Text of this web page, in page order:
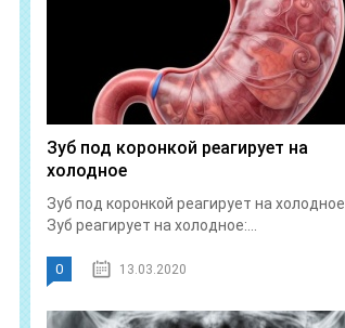
Зуб под коронкой реагирует на
холодное
Зуб под коронкой реагирует на холодное
Зуб реагирует на холодное:...
0 13.03.2020